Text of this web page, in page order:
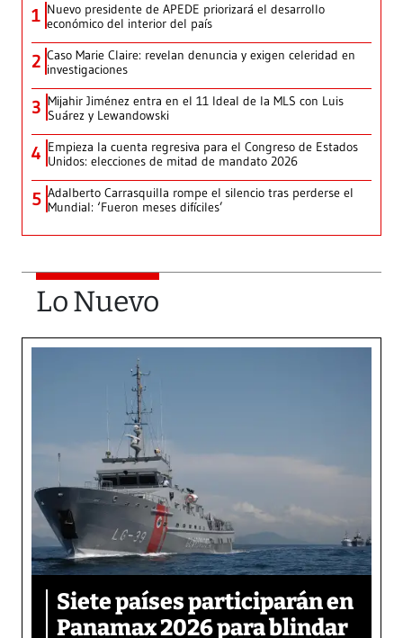
1 Nuevo presidente de APEDE priorizará el desarrollo
económico del interior del país
2 Caso Marie Claire: revelan denuncia y exigen celeridad en
investigaciones
3 Mijahir Jiménez entra en el 11 Ideal de la MLS con Luis
Suárez y Lewandowski
4 Empieza la cuenta regresiva para el Congreso de Estados
Unidos: elecciones de mitad de mandato 2026
5 Adalberto Carrasquilla rompe el silencio tras perderse el
Mundial: ‘Fueron meses difíciles’
Lo Nuevo
Siete países participarán en
Panamax 2026 para blindar